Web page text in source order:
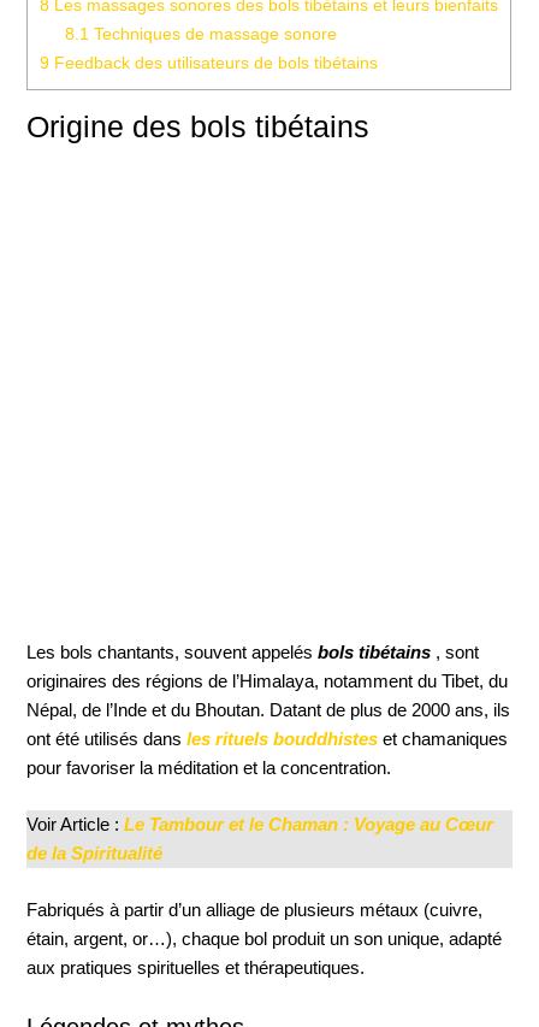
8 Les massages sonores des bols tibétains et leurs bienfaits
8.1 Techniques de massage sonore
9 Feedback des utilisateurs de bols tibétains
Origine des bols tibétains
Les bols chantants, souvent appelésbols tibétains , sont
originaires des régions de l’Himalaya, notamment du Tibet, du
Népal, de l’Inde et du Bhoutan. Datant de plus de 2000 ans, ils
ont été utilisés dansles rituels bouddhistes et chamaniques
pour favoriser la méditation et la concentration.
Voir Article :Le Tambour et le Chaman : Voyage au Cœur
de la Spiritualité
Fabriqués à partir d’un alliage de plusieurs métaux (cuivre,
étain, argent, or…), chaque bol produit un son unique, adapté
aux pratiques spirituelles et thérapeutiques.